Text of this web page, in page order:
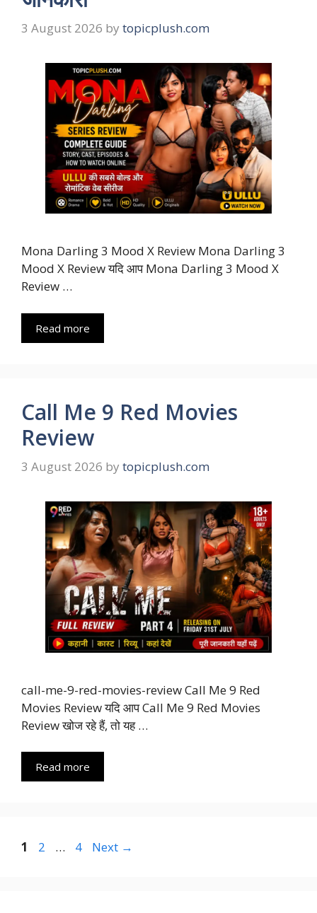
3 August 2026 by topicplush.com
Mona Darling 3 Mood X Review Mona Darling 3
Mood X Review यदि आप Mona Darling 3 Mood X
Review …
Read more
Call Me 9 Red Movies
Review
3 August 2026 by topicplush.com
call-me-9-red-movies-review Call Me 9 Red
Movies Review यदि आप Call Me 9 Red Movies
Review खोज रहे हैं, तो यह …
Read more
Page
1 Page
2 … Page
4 Next →